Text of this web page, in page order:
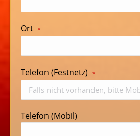
Ort *
Telefon (Festnetz) *
Telefon (Mobil)